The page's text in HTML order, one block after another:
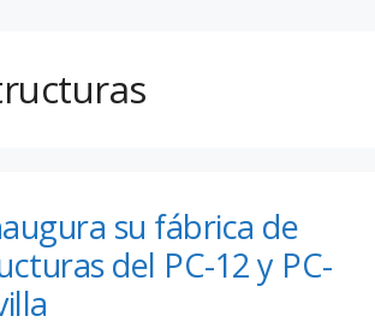
su fábrica de
del PC-12 y PC-